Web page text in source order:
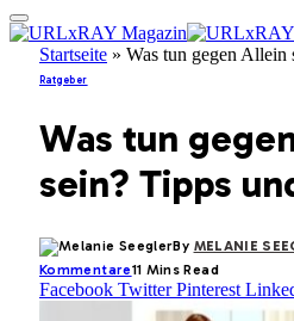
Startseite » Was tun gegen Allein
Ratgeber
Was tun
sein? Tipps
By MELANIE
Kommentare11 Mins Read
Facebook Twitter Pinterest